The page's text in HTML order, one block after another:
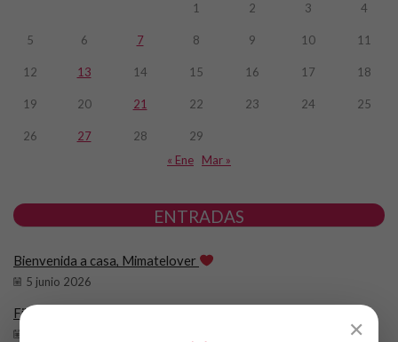
1 2 3 4
5 6 7 8 9 10 11
12 13 14 15 16 17 18
19 20 21 22 23 24 25
26 27 28
29
« Ene
Mar »
ENTRADAS
Bienvenida a casa, Mimatelover
5 junio 2026
Filtros Solares (SPF)
✕